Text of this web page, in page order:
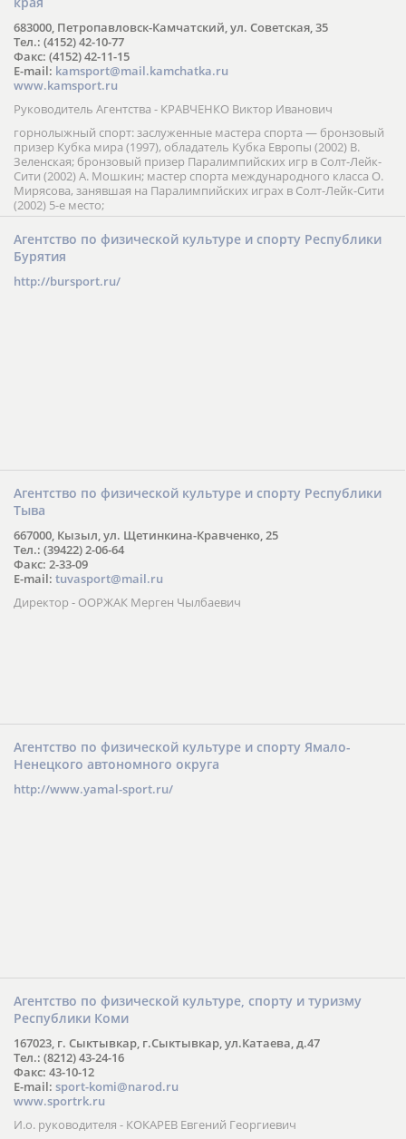
683000, Петропавловск-Камчатский, ул. Советская, 35
Тел.: (4152) 42-10-77
Факс: (4152) 42-11-15
E-mail: kamsport@mail.kamchatka.ru
www.kamsport.ru
Руководитель Агентства - КРАВЧЕНКО Виктор Иванович
горнолыжный спорт: заслуженные мастера спорта — бронзовый
призер Кубка мира (1997), обладатель Кубка Европы (2002) В.
Зеленская; бронзовый призер Паралимпийских игр в Солт-Лейк-
Сити (2002) А. Мошкин; мастер спорта международного класса О.
Мирясова, занявшая на Паралимпийских играх в Солт-Лейк-Сити
(2002) 5-е место;
Агентство по физической культуре и спорту Республики
Бурятия
http://bursport.ru/
Агентство по физической культуре и спорту Республики
Тыва
667000, Кызыл, ул. Щетинкина-Кравченко, 25
Тел.: (39422) 2-06-64
Факс: 2-33-09
E-mail: tuvasport@mail.ru
Директор - ООРЖАК Мерген Чылбаевич
Агентство по физической культуре и спорту Ямало-
Ненецкого автономного округа
http://www.yamal-sport.ru/
Агентство по физической культуре, спорту и туризму
Республики Коми
167023, г. Сыктывкар, г.Сыктывкар, ул.Катаева, д.47
Тел.: (8212) 43-24-16
Факс: 43-10-12
E-mail: sport-komi@narod.ru
www.sportrk.ru
И.о. руководителя - КОКАРЕВ Евгений Георгиевич